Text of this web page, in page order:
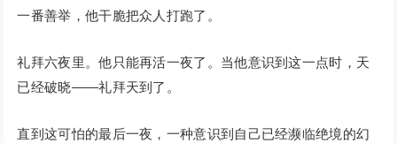
一番善举，他干脆把众人打跑了。
礼拜六夜里。他只能再活一夜了。当他意识到这一点时，天
已经破晓——礼拜天到了。
直到这可怕的最后一夜，一种意识到自己已经濒临绝境的幻